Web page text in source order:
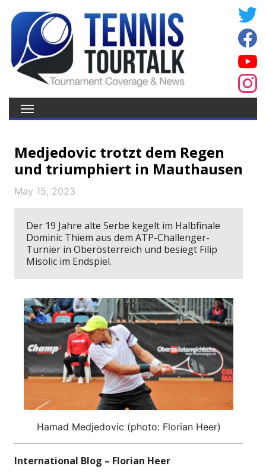
Medjedovic trotzt dem Regen
und triumphiert in Mauthausen
May 15, 2023
Der 19 Jahre alte Serbe kegelt im Halbfinale
Dominic Thiem aus dem ATP-Challenger-
Turnier in Oberösterreich und besiegt Filip
Misolic im Endspiel.
Hamad Medjedovic (photo: Florian Heer)
International Blog – Florian Heer